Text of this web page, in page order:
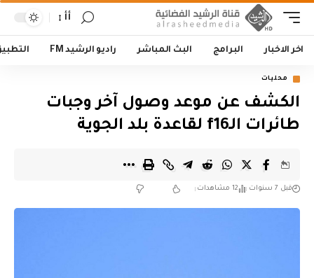
أأ
اخر الاخبار البرامج البث المباشر راديو الرشيد FM
محليات
الكشف عن موعد وصول آخر وجبات
طائرات الـf16 لقاعدة بلد الجوية
قبل 7 سنوات 12 مشاهدات